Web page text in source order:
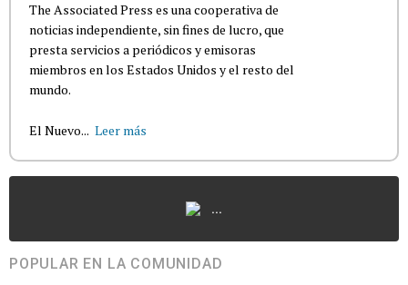
The Associated Press es una cooperativa de
noticias independiente, sin fines de lucro, que
presta servicios a periódicos y emisoras
miembros en los Estados Unidos y el resto del
mundo.
El Nuevo... Leer más
...
POPULAR EN LA COMUNIDAD